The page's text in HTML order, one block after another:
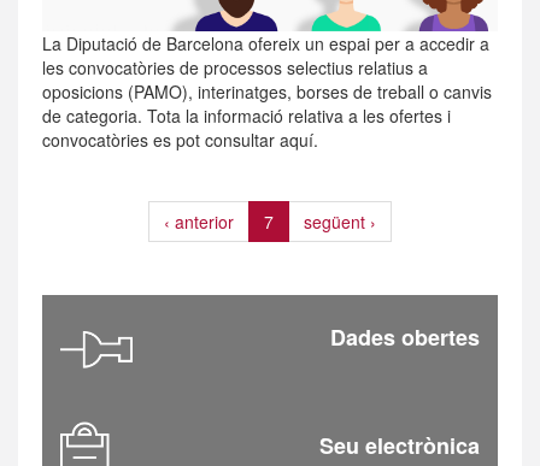
La Diputació de Barcelona ofereix un espai per a accedir a
les convocatòries de processos selectius relatius a
oposicions (PAMO), interinatges, borses de treball o canvis
de categoria. Tota la informació relativa a les ofertes i
convocatòries es pot consultar aquí.
‹ anterior 7 següent ›
Dades obertes
Seu electrònica